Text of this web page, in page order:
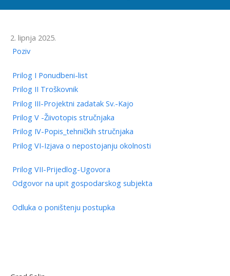
2. lipnja 2025.
Poziv
Prilog I Ponudbeni-list
Prilog II Troškovnik
Prilog III-Projektni zadatak Sv.-Kajo
Prilog V -Žiivotopis stručnjaka
Prilog IV-Popis_tehničkih stručnjaka
Prilog VI-Izjava o nepostojanju okolnosti
Prilog VII-Prijedlog-Ugovora
Odgovor na upit gospodarskog subjekta
Odluka o poništenju postupka